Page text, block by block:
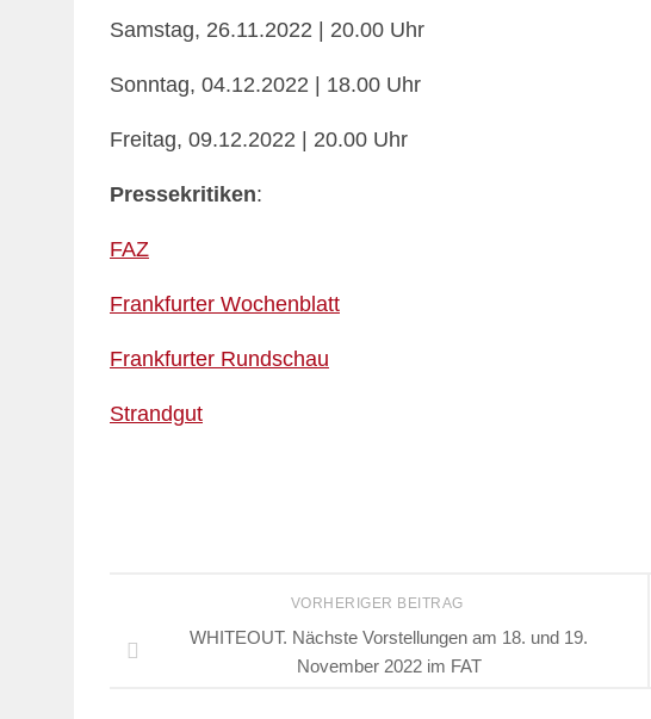
Samstag, 26.11.2022 | 20.00 Uhr
Sonntag, 04.12.2022 | 18.00 Uhr
Freitag, 09.12.2022 | 20.00 Uhr
Pressekritiken:
FAZ
Frankfurter Wochenblatt
Frankfurter Rundschau
Strandgut
VORHERIGER BEITRAG
WHITEOUT. Nächste Vorstellungen am 18. und 19.
November 2022 im FAT